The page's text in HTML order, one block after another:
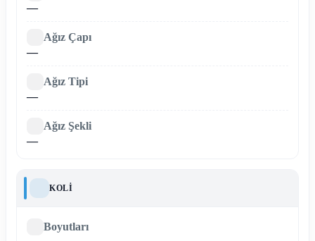
—
Ağız Çapı
—
Ağız Tipi
—
Ağız Şekli
—
KOLI
Boyutları